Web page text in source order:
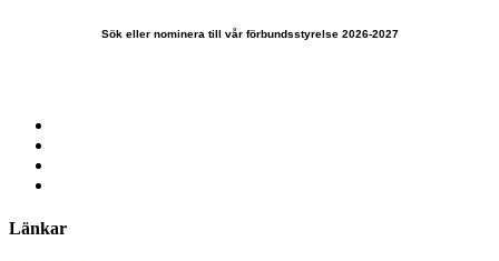
Sök eller nominera till vår förbundsstyrelse 2026-2027
Länkar